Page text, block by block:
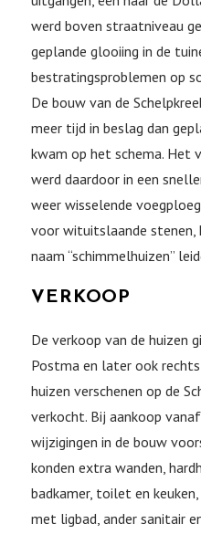
werd boven straatniveau
geplande glooiing in de
bestratingsproblemen op
De bouw van de
meer tijd in beslag dan
kwam op het schema. Het
werd daardoor in een
weer wisselende
voor wituitslaande
naam “schimmelhuizen”
VERKOOP
De verkoop van de huizen
Postma en later ook
huizen verschenen op de
verkocht. Bij aankoop
wijzigingen in de bouw
konden extra wanden,
badkamer, toilet en
met ligbad, ander sanitair